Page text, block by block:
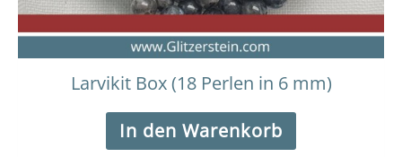
Larvikit Box (18 Perlen in 6 mm)
In den Warenkorb